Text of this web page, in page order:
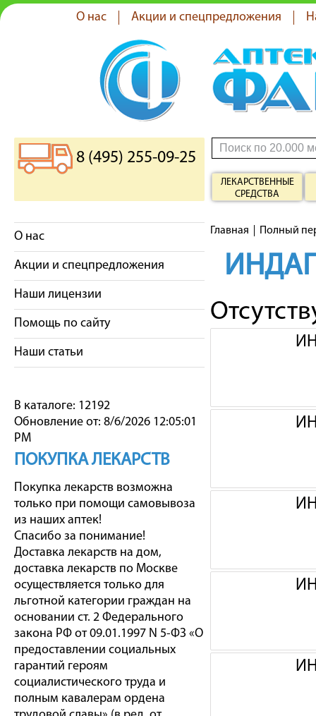
О нас Акции и спецпредложения
8 (495) 255-09-25
ЛЕКАРСТВЕННЫЕ
СРЕДСТВА
О нас
Акции и спецпредложения
Наши лицензии
Помощь по сайту
Наши статьи
В каталоге: 12192
Обновление от: 8/6/2026 12:05:01
PM
ПОКУПКА ЛЕКАРСТВ
Покупка лекарств возможна
только при помощи самовывоза
из наших аптек!
Спасибо за понимание!
Доставка лекарств на дом,
доставка лекарств по Москве
осуществляется только для
льготной категории граждан на
основании ст. 2 Федерального
закона РФ от 09.01.1997 N 5-ФЗ «О
предоставлении социальных
гарантий героям
социалистического труда и
полным кавалерам ордена
Главная Полный